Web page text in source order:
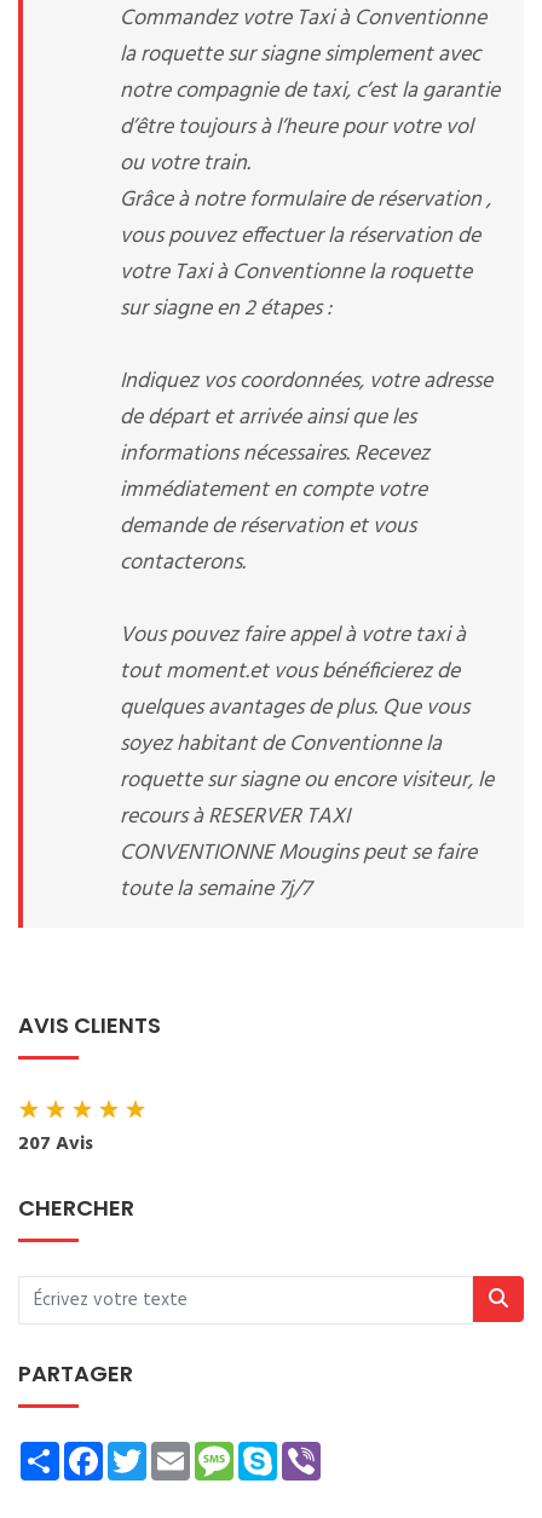
Commandez votre Taxi à Conventionne
la roquette sur siagne simplement avec
notre compagnie de taxi, c’est la garantie
d’être toujours à l’heure pour votre vol
ou votre train.
Grâce à notre formulaire de réservation ,
vous pouvez effectuer la réservation de
votre Taxi à Conventionne la roquette
sur siagne en 2 étapes :
Indiquez vos coordonnées, votre adresse
de départ et arrivée ainsi que les
informations nécessaires. Recevez
immédiatement en compte votre
demande de réservation et vous
contacterons.
Vous pouvez faire appel à votre taxi à
tout moment.et vous bénéficierez de
quelques avantages de plus. Que vous
soyez habitant de Conventionne la
roquette sur siagne ou encore visiteur, le
recours à RESERVER TAXI
CONVENTIONNE Mougins peut se faire
toute la semaine 7j/7
AVIS CLIENTS
★★★★★
207 Avis
CHERCHER
PARTAGER
ShareFacebookTwitterEmailMessage
Skype